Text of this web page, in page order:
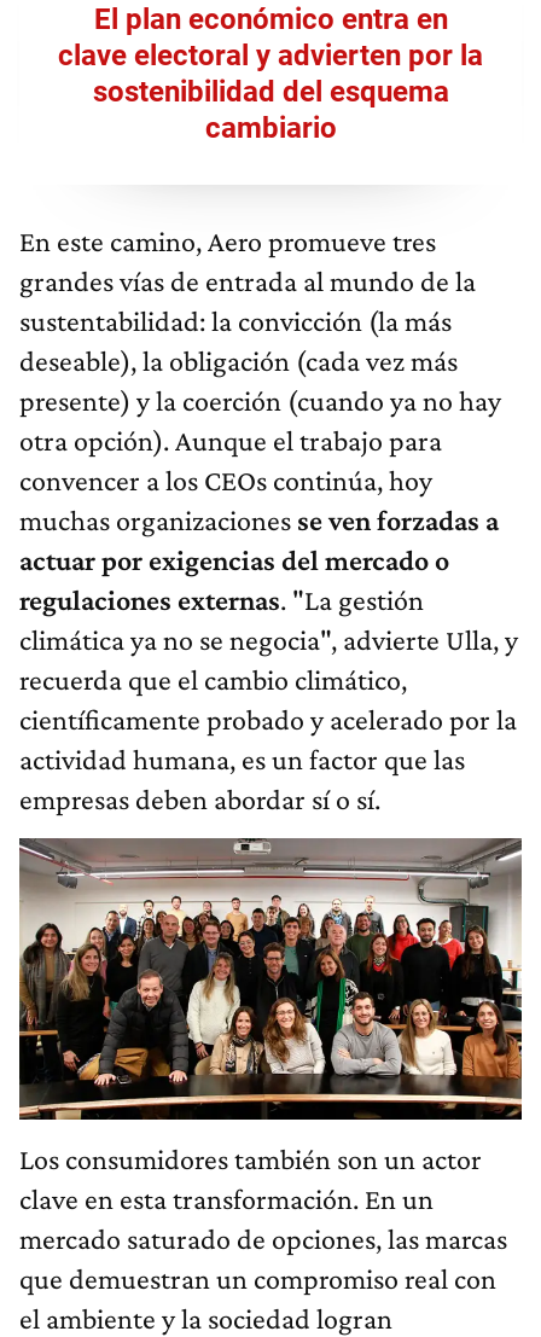
El plan económico entra en
clave electoral y advierten por la
sostenibilidad del esquema
cambiario
En este camino, Aero promueve tres
grandes vías de entrada al mundo de la
sustentabilidad: la convicción (la más
deseable), la obligación (cada vez más
presente) y la coerción (cuando ya no hay
otra opción). Aunque el trabajo para
convencer a los CEOs continúa, hoy
muchas organizaciones se ven forzadas a
actuar por exigencias del mercado o
regulaciones externas. "La gestión
climática ya no se negocia", advierte Ulla, y
recuerda que el cambio climático,
científicamente probado y acelerado por la
actividad humana, es un factor que las
empresas deben abordar sí o sí.
Los consumidores también son un actor
clave en esta transformación. En un
mercado saturado de opciones, las marcas
que demuestran un compromiso real con
el ambiente y la sociedad logran